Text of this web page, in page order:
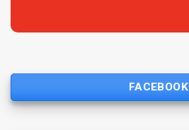
FACEBOOK